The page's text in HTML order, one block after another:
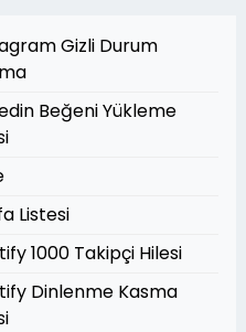
Gizli Durum
Beğeni Yükleme
Listesi
1000 Takipçi Hilesi
Dinlenme Kasma